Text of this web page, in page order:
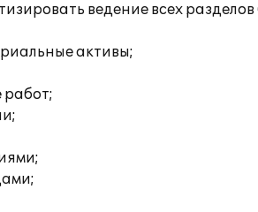
ведение всех разделов
активы;
работ;